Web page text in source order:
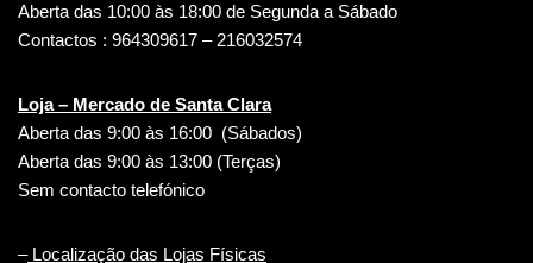
Aberta das 10:00 às 18:00 de Segunda a Sábado
Contactos : 964309617 – 216032574
Loja – Mercado de Santa Clara
Aberta das 9:00 às 16:00 (Sábados)
Aberta das 9:00 às 13:00 (Terças)
Sem contacto telefónico
–Localização das Lojas Físicas